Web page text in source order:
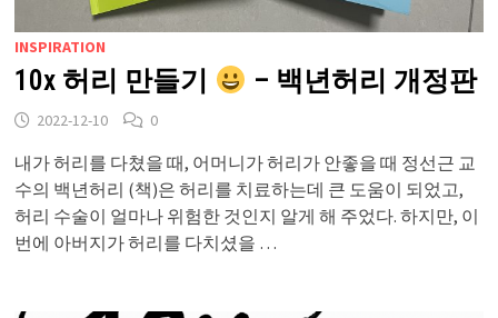
INSPIRATION
10x 허리 만들기 – 백년허리 개정판
2022-12-10 0
내가 허리를 다쳤을 때, 어머니가 허리가 안좋을 때 정선근 교
수의 백년허리 (책)은 허리를 치료하는데 큰 도움이 되었고,
허리 수술이 얼마나 위험한 것인지 알게 해 주었다. 하지만, 이
번에 아버지가 허리를 다치셨을 …